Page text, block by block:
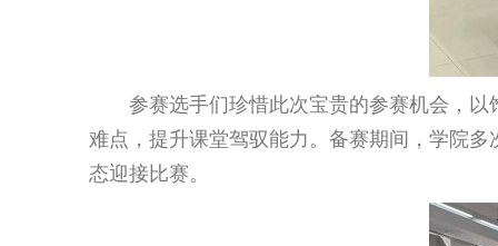
参赛选手们珍惜此次宝贵的参赛机会，
难点，提升课堂驾驭能力。备赛期间，学院
态迎接比赛。